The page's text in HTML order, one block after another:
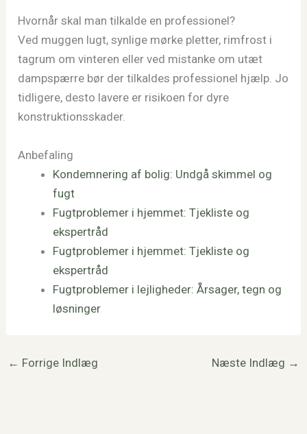
Hvornår skal man tilkalde en professionel?
Ved muggen lugt, synlige mørke pletter, rimfrost i
tagrum om vinteren eller ved mistanke om utæt
dampspærre bør der tilkaldes professionel hjælp. Jo
tidligere, desto lavere er risikoen for dyre
konstruktionsskader.
Anbefaling
Kondemnering af bolig: Undgå skimmel og
fugt
Fugtproblemer i hjemmet: Tjekliste og
ekspertråd
Fugtproblemer i hjemmet: Tjekliste og
ekspertråd
Fugtproblemer i lejligheder: Årsager, tegn og
løsninger
← Forrige Indlæg Næste Indlæg →